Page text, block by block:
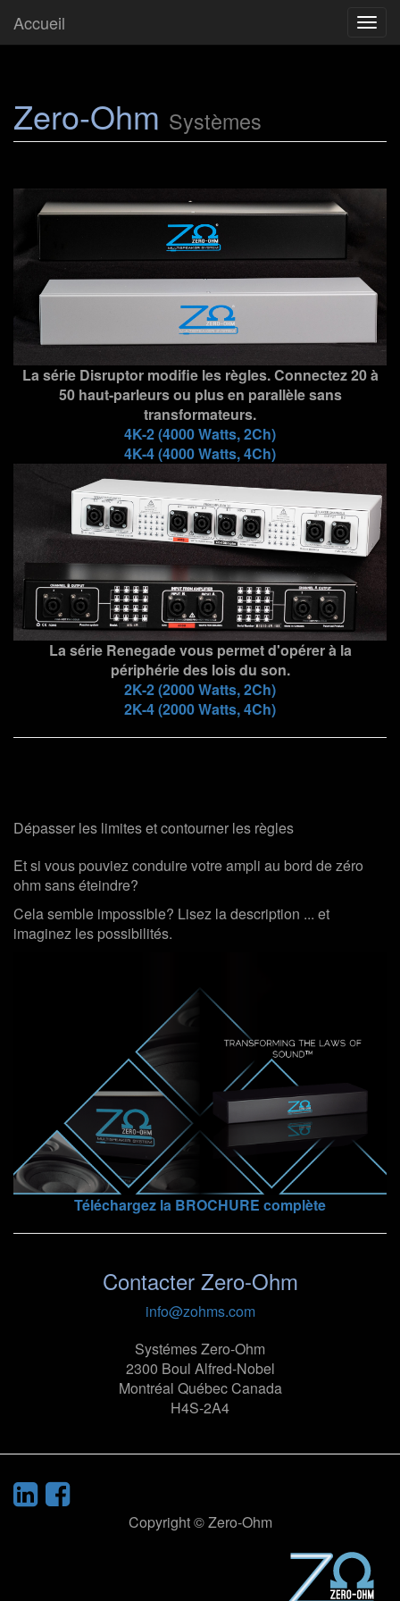
Accueil
Zero-Ohm Systèmes
La série Disruptor modifie les règles. Connectez 20 à
50 haut-parleurs ou plus en parallèle sans
transformateurs.
4K-2 (4000 Watts, 2Ch)
4K-4 (4000 Watts, 4Ch)
La série Renegade vous permet d'opérer à la
périphérie des lois du son.
2K-2 (2000 Watts, 2Ch)
2K-4 (2000 Watts, 4Ch)
Dépasser les limites et contourner les règles
Et si vous pouviez conduire votre ampli au bord de zéro
ohm sans éteindre?
Cela semble impossible? Lisez la description ... et
imaginez les possibilités.
Téléchargez la BROCHURE complète
Contacter Zero-Ohm
info@zohms.com
Systémes Zero-Ohm
2300 Boul Alfred-Nobel
Montréal Québec Canada
H4S-2A4
Copyright © Zero-Ohm